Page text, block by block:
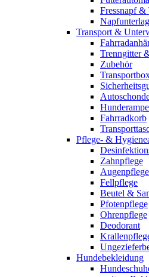
Fressnapf &
Transport &
Trenngitter
Zubehör
Hunderampe
Fahrradkorb
Pflege- &
Zahnpflege
Augenpflege
Fellpflege
Beutel &
Pfotenpflege
Ohrenpflege
Deodorant
Hundebekleidung